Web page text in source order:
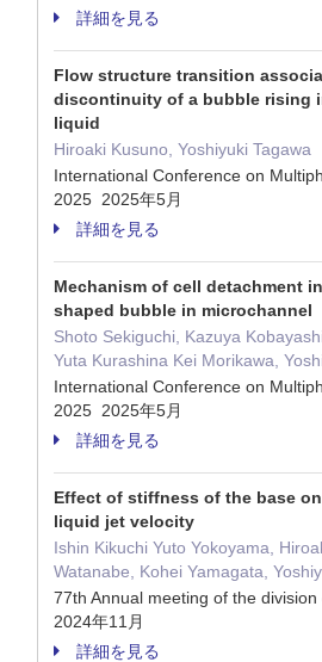
詳細を見る
Flow structure transition
discontinuity of a bubble rising
liquid
Hiroaki Kusuno, Yoshiyuki Tagawa
International Conference on
2025 2025年5月
詳細を見る
Mechanism of cell detachment
shaped bubble in microchannel
Shoto Sekiguchi, Kazuya
Yuta Kurashina Kei Morikawa,
International Conference on
2025 2025年5月
詳細を見る
Effect of stiffness of the base
liquid jet velocity
Ishin Kikuchi Yuto Yokoyama,
Watanabe, Kohei Yamagata,
77th Annual meeting of the
2024年11月
詳細を見る